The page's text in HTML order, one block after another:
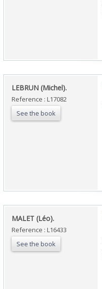
‎LEBRUN (Michel).‎
Reference : L17082
See the book
‎MALET (Léo).‎
Reference : L16433
See the book